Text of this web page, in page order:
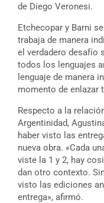
de Diego Veronesi.
Etchecopar y Barni
trabaja de manera
el verdadero desafío
todos los lenguajes
lenguaje de manera
momento de enlazar
Respecto a la
Argentinidad,
haber visto las
nueva obra. «Cada
viste la 1 y 2, hay
dan otro contexto.
visto las ediciones
entrega», afirmó.